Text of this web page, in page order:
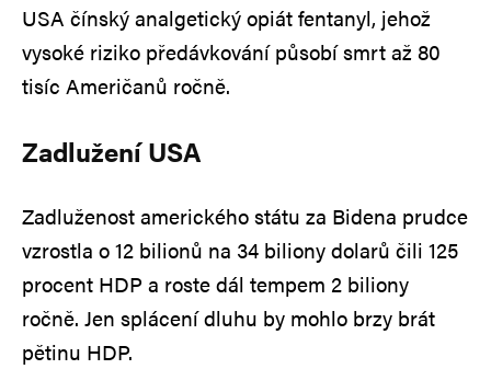
USA čínský analgetický opiát fentanyl, jehož
vysoké riziko předávkování působí smrt až 80
tisíc Američanů ročně.
Zadlužení USA
Zadluženost amerického státu za Bidena prudce
vzrostla o 12 bilionů na 34 biliony dolarů čili 125
procent HDP a roste dál tempem 2 biliony
ročně. Jen splácení dluhu by mohlo brzy brát
pětinu HDP.